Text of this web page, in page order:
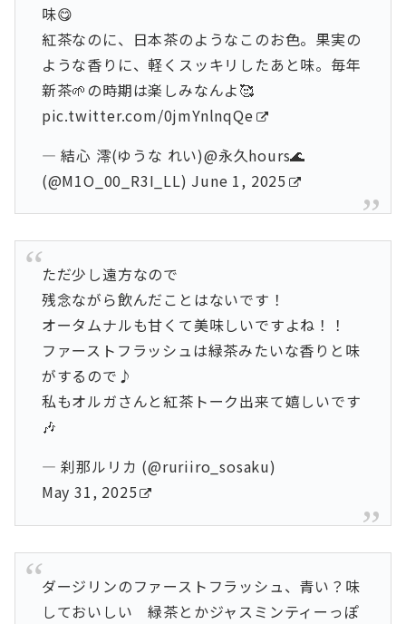
味😋
紅茶なのに、日本茶のようなこのお色。果実の
ような香りに、軽くスッキリしたあと味。毎年
新茶🌱の時期は楽しみなんよ🥰
pic.twitter.com/0jmYnlnqQe
— 結心 澪(ゆうな れい)@永久hours🌊
(@M1O_00_R3I_LL) June 1, 2025
ただ少し遠方なので
残念ながら飲んだことはないです！
オータムナルも甘くて美味しいですよね！！
ファーストフラッシュは緑茶みたいな香りと味
がするので♪
私もオルガさんと紅茶トーク出来て嬉しいです
🎶
— 刹那ルリカ (@ruriiro_sosaku)
May 31, 2025
ダージリンのファーストフラッシュ、青い？味
しておいしい 緑茶とかジャスミンティーっぽ